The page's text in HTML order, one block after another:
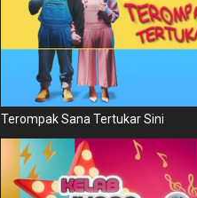
Terompak Sana Tertukar Sini